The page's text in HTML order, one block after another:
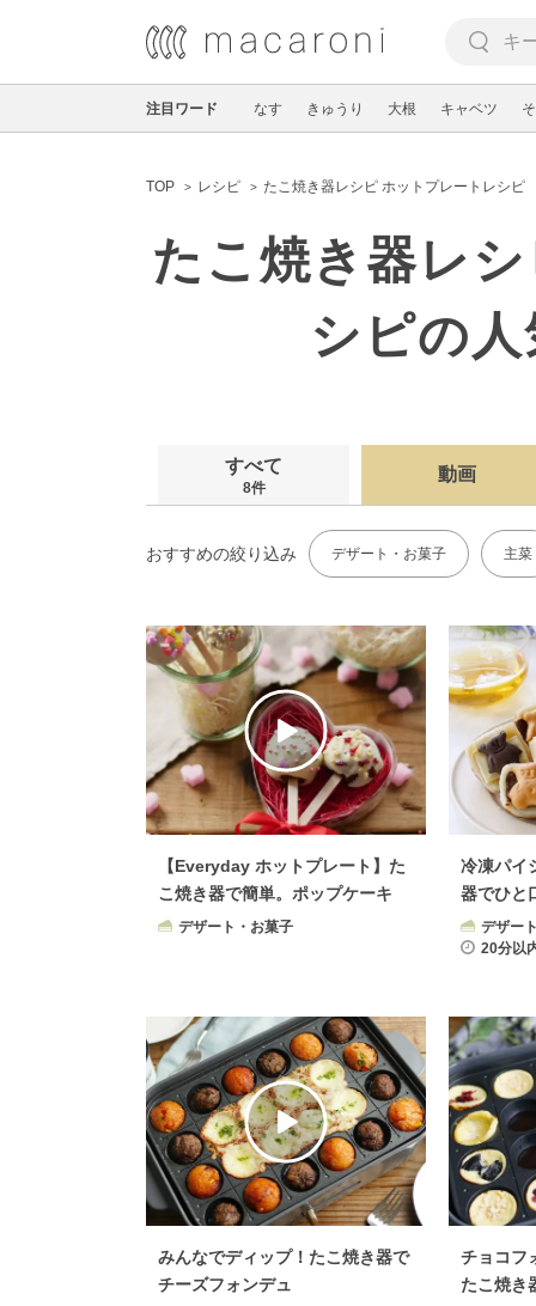
注目ワード なす きゅうり 大根 キャベツ
TOP レシピ たこ焼き器レシピ ホットプレートレシピ
たこ焼き器レ
シピの
すべて
8件
動画
おすすめの絞り込み デザート・お菓子 主菜
【Everyday ホットプレート】た
こ焼き器で簡単。ポップケーキ
デザート・お菓子
冷凍パイ
器でひと
デザー
20分以
みんなでディップ！たこ焼き器で
チーズフォンデュ
チョコフ
たこ焼き